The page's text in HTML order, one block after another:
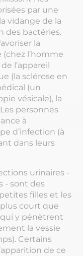
par une
vidange de la
des bactéries.
la
l’homme
l’appareil
(la sclérose en
(un
vésicale), la
personnes
à
d’infection (à
dans leurs
urinaires -
- sont des
filles et les
court que
y pénètrent
la vessie
Certains
de ce